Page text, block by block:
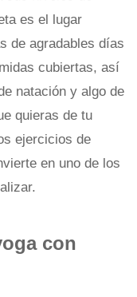
es el lugar
de agradables días
cubiertas, así
natación y algo de
quieras de tu
ejercicios de
en uno de los
con